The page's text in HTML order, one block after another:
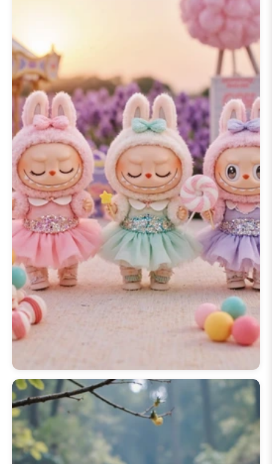
شاشتك. سواء كنت ترغب في تزيين
خلفية لابوبو لهاتفك
، أو حتىخلفية لابوبو لكمبيوترك
المحمول
استكشف التصاميم النابضة بالحياة، بما
في ذلك موضوع
خلفية لابوبو الوردية
الشهير، أو انغمس في تجربة بصرية
أكثر ديناميكية مع
خلفية لابوبو ثلاثية
الأبعاد. يتم اختيار كل صورة بعناية
لالتقاط الألوان الزاهية والتصاميم
المميزة لسلسلة
🎉 20+ خلفية مجانية
لعيد ميلاد لابوبو، مما يجعلها خلفيات
مثالية للهواتف الذكية وأجهزة
الكمبيوتر.
أضف الحياة إلى شاشتك معخلفية
لابوبو متحركة
من موضوعنا
خلفية مجانية لعيد ميلاد لابوبو
. تضيف
هذه الخلفيات المتحركة طبقة من
المرح الديناميكي، حيث يظهر لابوبو في
حركة ساحرة. نوفر
لابوبو المتحركة
خلفية
لابوبو المتحركة للأندرويد
المتحركة للآيفون
الرسوم المتحركة المبهجة، مثلgif
خلفية لابوبو متحركةمتكررة أو ميزة
مصباح خلفية لابوبو المتحركةالفريدة
لمسة تفاعلية. الحصول على خلفيتك
المتحركة المفضلة أمر بسيط، حيث أن
عملية تنزيل خلفية لابوبو المتحركة